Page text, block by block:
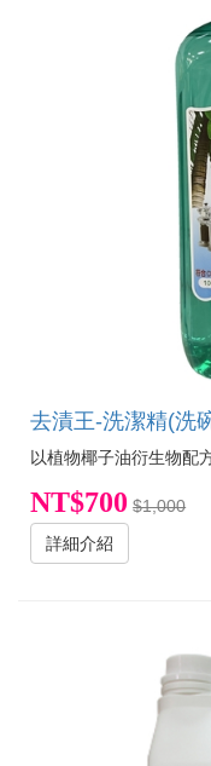
去漬王-洗潔精(洗
NT$700 $1,000
詳細介紹